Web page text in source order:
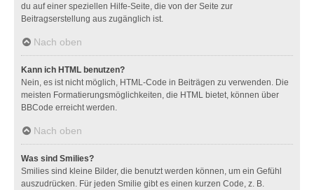
du auf einer speziellen Hilfe-Seite, die von der Seite zur
Beitragserstellung aus zugänglich ist.
Nach oben
Kann ich HTML benutzen?
Nein, es ist nicht möglich, HTML-Code in Beiträgen zu verwenden. Die
meisten Formatierungsmöglichkeiten, die HTML bietet, können über
BBCode erreicht werden.
Nach oben
Was sind Smilies?
Smilies sind kleine Bilder, die benutzt werden können, um ein Gefühl
auszudrücken. Für jeden Smilie gibt es einen kurzen Code, z. B.